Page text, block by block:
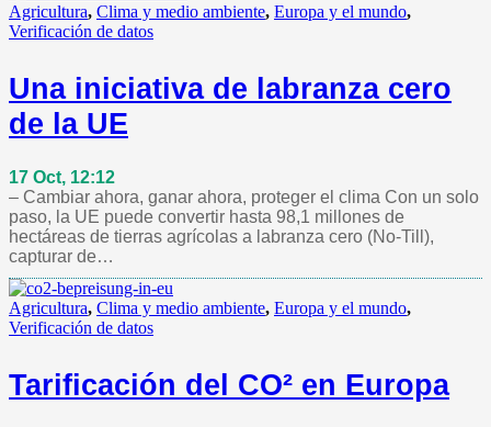
Agricultura, Clima y medio ambiente, Europa y el mundo,
Verificación de datos
Una iniciativa de labranza cero
de la UE
17 Oct, 12:12
– Cambiar ahora, ganar ahora, proteger el clima Con un solo
paso, la UE puede convertir hasta 98,1 millones de
hectáreas de tierras agrícolas a labranza cero (No-Till),
capturar de…
Agricultura, Clima y medio ambiente, Europa y el mundo,
Verificación de datos
Tarificación del CO² en Europa